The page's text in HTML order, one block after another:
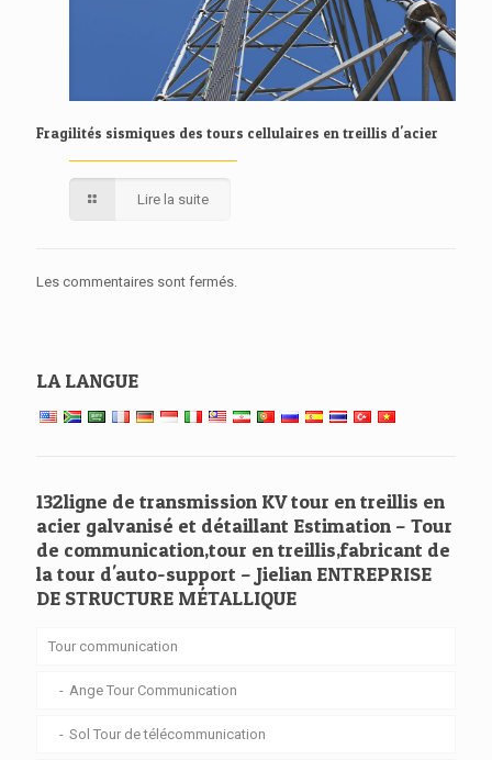
Fragilités sismiques des tours cellulaires en treillis d'acier
Lire la suite
Les commentaires sont fermés.
LA LANGUE
132ligne de transmission KV tour en treillis en
acier galvanisé et détaillant Estimation – Tour
de communication,tour en treillis,fabricant de
la tour d'auto-support – Jielian ENTREPRISE
DE STRUCTURE MÉTALLIQUE
Tour communication
Ange Tour Communication
Sol Tour de télécommunication